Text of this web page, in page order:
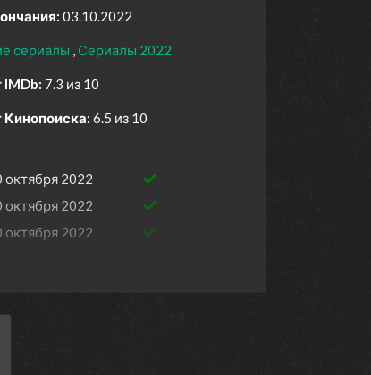
03.10.2022
сериалы Сериалы 2022
IMDb: 7.3 из 10
Кинопоиска: 6.5 из 10
октября 2022
октября 2022
октября 2022